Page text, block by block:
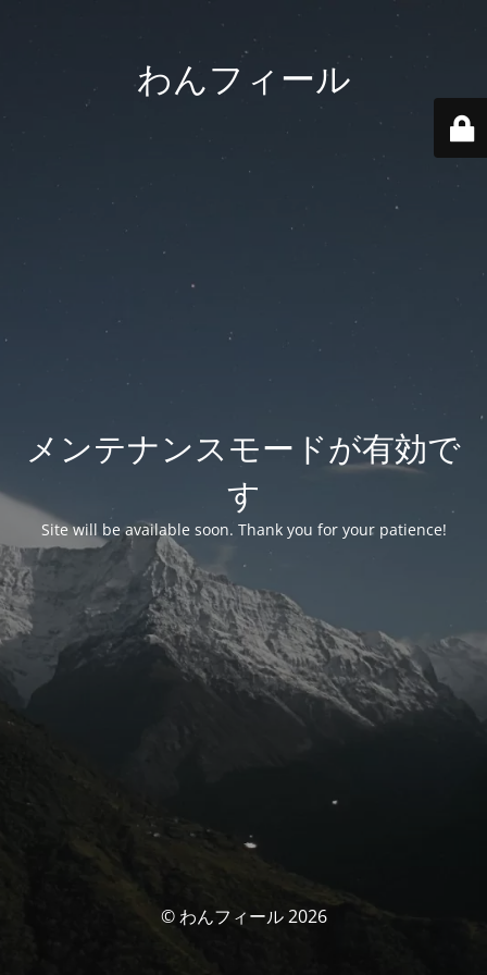
わんフィール
メンテナンスモードが有効で
す
Site will be available soon. Thank you for your patience!
© わんフィール 2026